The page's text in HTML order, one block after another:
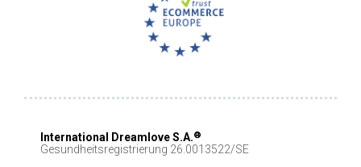
International Dreamlove S.A.®
Gesundheitsregistrierung 26.0013522/SE